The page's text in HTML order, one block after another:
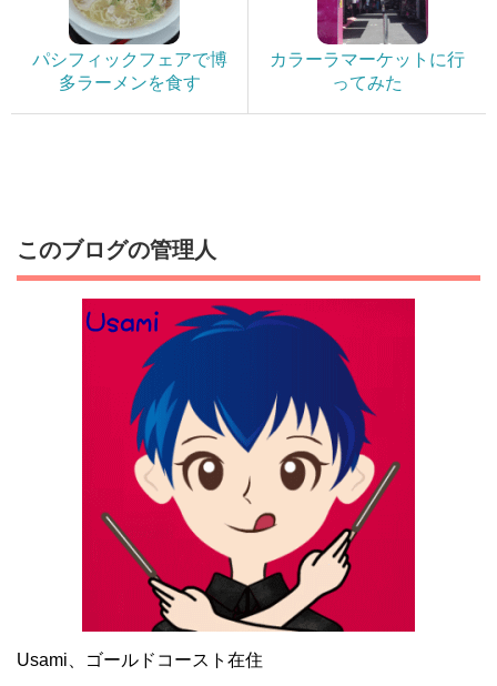
パシフィックフェアで博
多ラーメンを食す
カラーラマーケットに行
ってみた
このブログの管理人
Usami、ゴールドコースト在住